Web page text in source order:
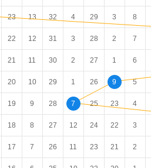
23 13 32 4 29 3 8
22 12 31 3 28 2 7
21 11 30 2 27 1 6
20 10 29 1 26 9 5
19 9 28 7 25 23 4
18 8 27 12 24 22 3
17 7 26 11 23 21 2